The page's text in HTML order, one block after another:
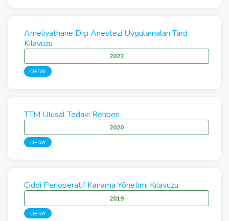
Ameliyathane Dışı Anestezi Uygulamaları Tard
Kılavuzu
2022
DETAY
TTM Ulusal Tedavi Rehberi
2020
DETAY
Ciddi Perioperatif Kanama Yönetimi Kılavuzu
2019
DETAY